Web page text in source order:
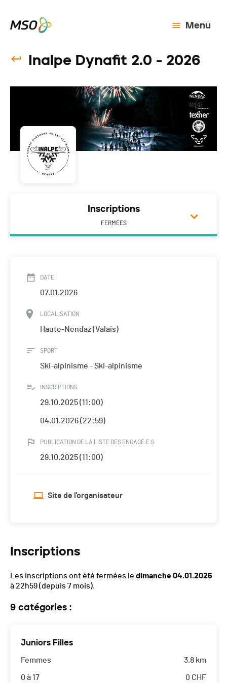
Menu
Inalpe Dynafit 2.0 - 2026
Inscriptions
FERMÉES
DATE
07.01.2026
LOCALISATION
Haute-Nendaz (Valais)
SPORT
Ski-alpinisme - Ski-alpinisme
INSCRIPTIONS
29.10.2025 (11:00)
04.01.2026 (22:59)
PUBLICATION DE LA LISTE DES ENGAGÉ·E·S
29.10.2025 (11:00)
Site de l'organisateur
Inscriptions
Les inscriptions ont été fermées le dimanche 04.01.2026
à 22h59(depuis 7 mois).
9 catégories :
Juniors Filles
Femmes
0 à 17
3.8 km
0 CHF